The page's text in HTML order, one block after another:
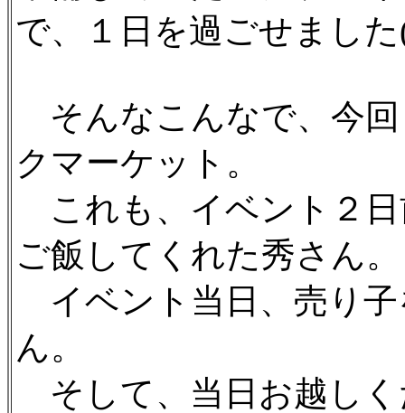
で、１日を過ごせまし
そんなこんなで、今
クマーケット。
これも、イベント２
ご飯してくれた秀さん。
イベント当日、売り
ん。
そして、当日お越し